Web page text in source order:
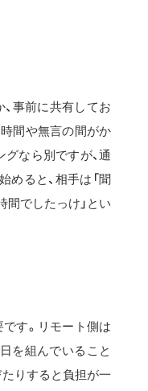
事前に共有してお
時間や無言の間がか
なら別ですが、通
ると、相手は「聞
間でしたっけ」とい
す。リモート側は
を組んでいること
りすると負担が一